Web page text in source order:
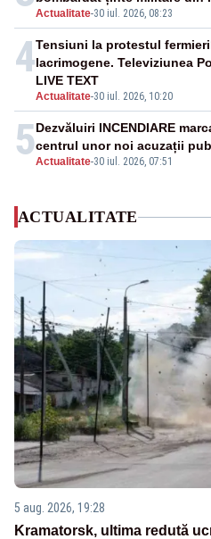
Actualitate-30 iul. 2026, 08:23
4
Actualitate-30 iul. 2026, 10:20
Tensiuni la protestul
lacrimogene. Televiziunea
LIVE TEXT
5Actualitate-30 iul. 2026, 07:51
Dezvăluiri INCENDIARE
centrul unor noi acuzații
ACTUALITATE
5 aug. 2026, 19:28
Kramatorsk, ultima redută